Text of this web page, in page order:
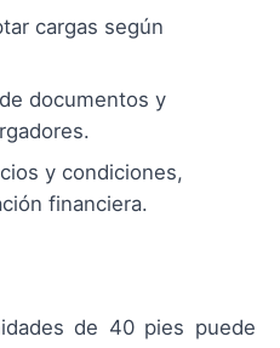
cargas según
documentos y
y condiciones,
financiera.
de 40 pies puede